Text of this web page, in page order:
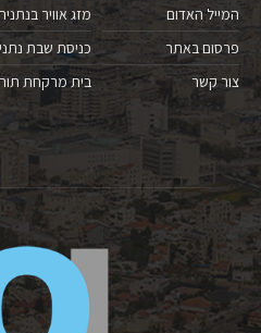
המייל האדום
פרסום באתר
צור קשר
מזג אוויר
כניסת שבת
בית מרקחת